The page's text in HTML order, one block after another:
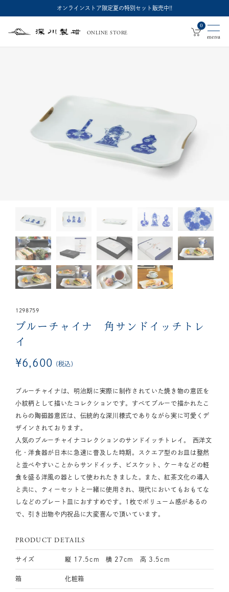
オンラインストア限定夏の特別セット販売中!!
深
ONLINE STORE
0
1298759
ブルーチャイナ 角サンドイッチトレ
イ
¥6,600 税込
ブルーチャイナは、明治期に実際に制作されていた焼き物の意匠を
小紋柄として描いたコレクションです。すべてブルーで描かれたこ
れらの陶磁器意匠は、伝統的な深川様式でありながら実に可愛くデ
ザインされております。
人気のブルーチャイナコレクションのサンドイッチトレイ。 西洋文
化・洋食器が日本に急速に普及した時期。スクエア型のお皿は整然
と並べやすいことからサンドイッチ、ビスケット、ケーキなどの軽
食を盛る洋風の器として使われたきました。また、紅茶文化の導入
と共に、ティーセットと一緒に使用され、現代においてもおもてな
しなどのプレート皿におすすめです。1枚でボリューム感があるの
で、引き出物や内祝品に大変喜んで頂いています。
PRODUCT DETAILS
サイズ 縦 17.5cm 横 27cm 高 3.5cm
箱 化粧箱